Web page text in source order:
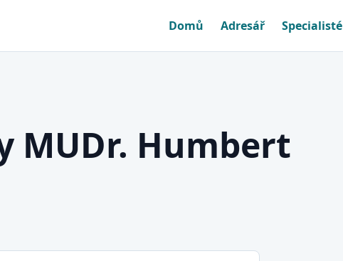
Domů Adresář Specialisté
MUDr. Humbert